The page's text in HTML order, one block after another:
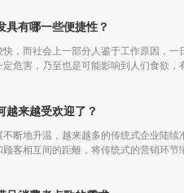
具有哪一些便捷性？
，而社会上一部分人鉴于工作原因，
定危害，乃至也是可能影响到人们食欲
越来越受欢迎了？
断地升温，越来越多的传统式企业陆
客相互间的距離，将传统式的营销环节